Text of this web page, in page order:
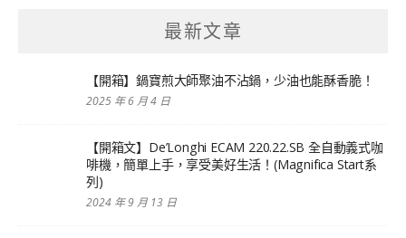
最新文章
【開箱】鍋寶煎大師聚油不沾鍋，少油也能酥香脆！
2025 年 6 月 4 日
【開箱文】De’Longhi ECAM 220.22.SB 全自動義式咖
啡機，簡單上手，享受美好生活！(Magnifica Start系
列)
2024 年 9 月 13 日